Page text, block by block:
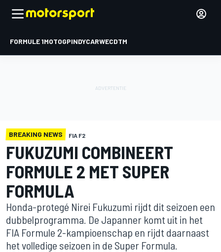
FORMULE 1MOTOGPINDYCARWECDTM
BREAKING NEWS FIA F2
FUKUZUMI COMBINEERT
FORMULE 2 MET SUPER
FORMULA
Honda-protegé Nirei Fukuzumi rijdt dit seizoen een
dubbelprogramma. De Japanner komt uit in het
FIA Formule 2-kampioenschap en rijdt daarnaast
het volledige seizoen in de Super Formula.